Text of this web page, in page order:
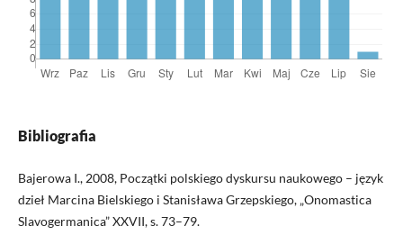
Bibliografia
Bajerowa I., 2008, Początki polskiego dyskursu naukowego – język
dzieł Marcina Bielskiego i Stanisława Grzepskiego, „Onomastica
Slavogermanica” XXVII, s. 73–79.